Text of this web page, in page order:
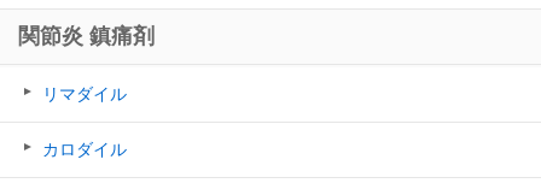
関節炎 鎮痛剤
リマダイル
カロダイル